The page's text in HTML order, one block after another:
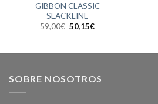
GIBBON CLASSIC
SLACKLINE
59,00€ El
precio
59,00€.
50,15€El
50,15€.
SOBRE NOSOTROS